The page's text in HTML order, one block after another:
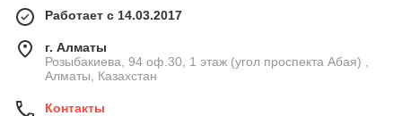
Работает с 14.03.2017
г. Алматы
Розыбакиева, 94 оф.30, 1 этаж (угол проспекта Абая) ,
Алматы, Казахстан
Контакты